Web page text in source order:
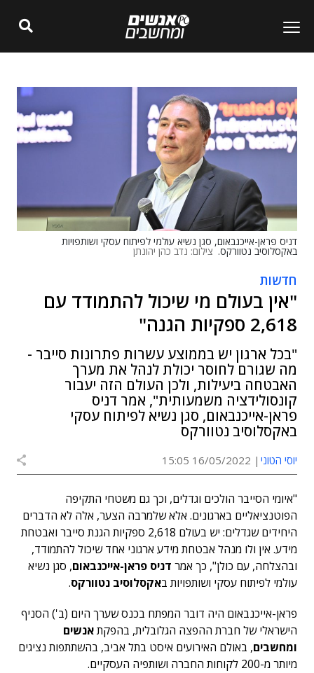
דניס פראן-אייכנבאום, סגן נשיא עולמי לפיתוח עסקי ושותפויות
באקסלוסיב נטוורקס. צילום: נדב כהן יהונתן
חדשות
"אין בעולם מי שיכול להתמודד עם
2,618 ספקיות הגנה"
"בכל ארגון יש בממוצע עשרות פתרונות סייבר -
מה שגורם לחוסר יכולת לנהל את מערך
האבטחה ביעילות, ולכן העולם הזה יעבור
קונסולידציה משמעותית", אמר דניס
פראן-אייכנבאום, סגן נשיא לפיתוח עסקי
באקסלוסיב נטוורקס
יוסי הטוני 16/05/2022 15:05
"איומי הסייבר הולכים וגדלים, וכך גם משטחי התקיפה
הפוטנציאליים בארגונים. אלא שלמרבה הצער, אלה לא הדברים
היחידים שגדלים: יש בעולם 2,618 ספקיות הגנת סייבר ואבטחת
מידע. אין ולו מנהל אבטחת מידע ארגוני אחד שיכול להתמודד,
ובהצלחה, עם כולן", כך אמר דניס פראן-אייכנבאום, סגן נשיא
עולמי לפיתוח עסקי ושותפויות באקסלוסיב נטוורקס.
פראן-אייכנבאום היה דובר המפתח בכנס שערך היום (ב') הסניף
הישראלי של חברת ההפצה הגלובלית, בהפקתאנשים
ומחשבים, באולם האירועים איסט בתל אביב, בהשתתפות נציגים
מיותר מ-200 לקוחות החברה ושותפיה העסקיים.